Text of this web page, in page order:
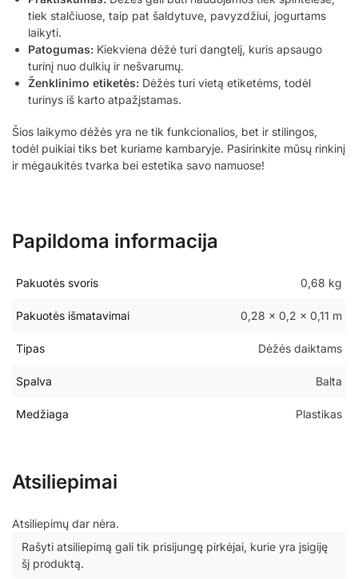
tiek stalčiuose, taip pat šaldytuve, pavyzdžiui, jogurtams
laikyti.
Patogumas: Kiekviena dėžė turi dangtelį, kuris apsaugo
turinį nuo dulkių ir nešvarumų.
Ženklinimo etiketės: Dėžės turi vietą etiketėms, todėl
turinys iš karto atpažįstamas.
Šios laikymo dėžės yra ne tik funkcionalios, bet ir stilingos,
todėl puikiai tiks bet kuriame kambaryje. Pasirinkite mūsų rinkinį
ir mėgaukitės tvarka bei estetika savo namuose!
Papildoma informacija
Pakuotės svoris 0,68 kg
Pakuotės išmatavimai 0,28 × 0,2 × 0,11 m
Tipas Dėžės daiktams
Spalva Balta
Medžiaga Plastikas
Atsiliepimai
Atsiliepimų dar nėra.
Rašyti atsiliepimą gali tik prisijungę pirkėjai, kurie yra įsigiję
šį produktą.